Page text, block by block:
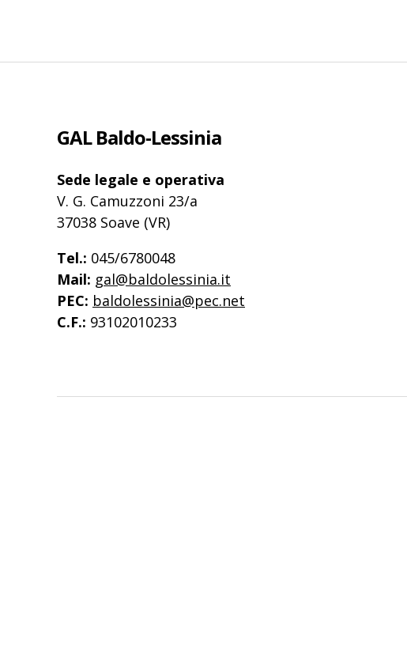
GAL Baldo-Lessinia
Sede legale e operativa
V. G. Camuzzoni 23/a
37038 Soave (VR)
Tel.: 045/6780048
Mail: gal@baldolessinia.it
PEC: baldolessinia@pec.net
C.F.: 93102010233